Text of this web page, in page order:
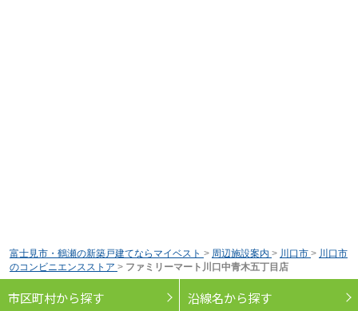
富士見市・鶴瀬の新築戸建てならマイベスト > 周辺施設案内 > 川口市 > 川口市
のコンビニエンスストア > ファミリーマート川口中青木五丁目店
市区町村から探す 沿線名から探す